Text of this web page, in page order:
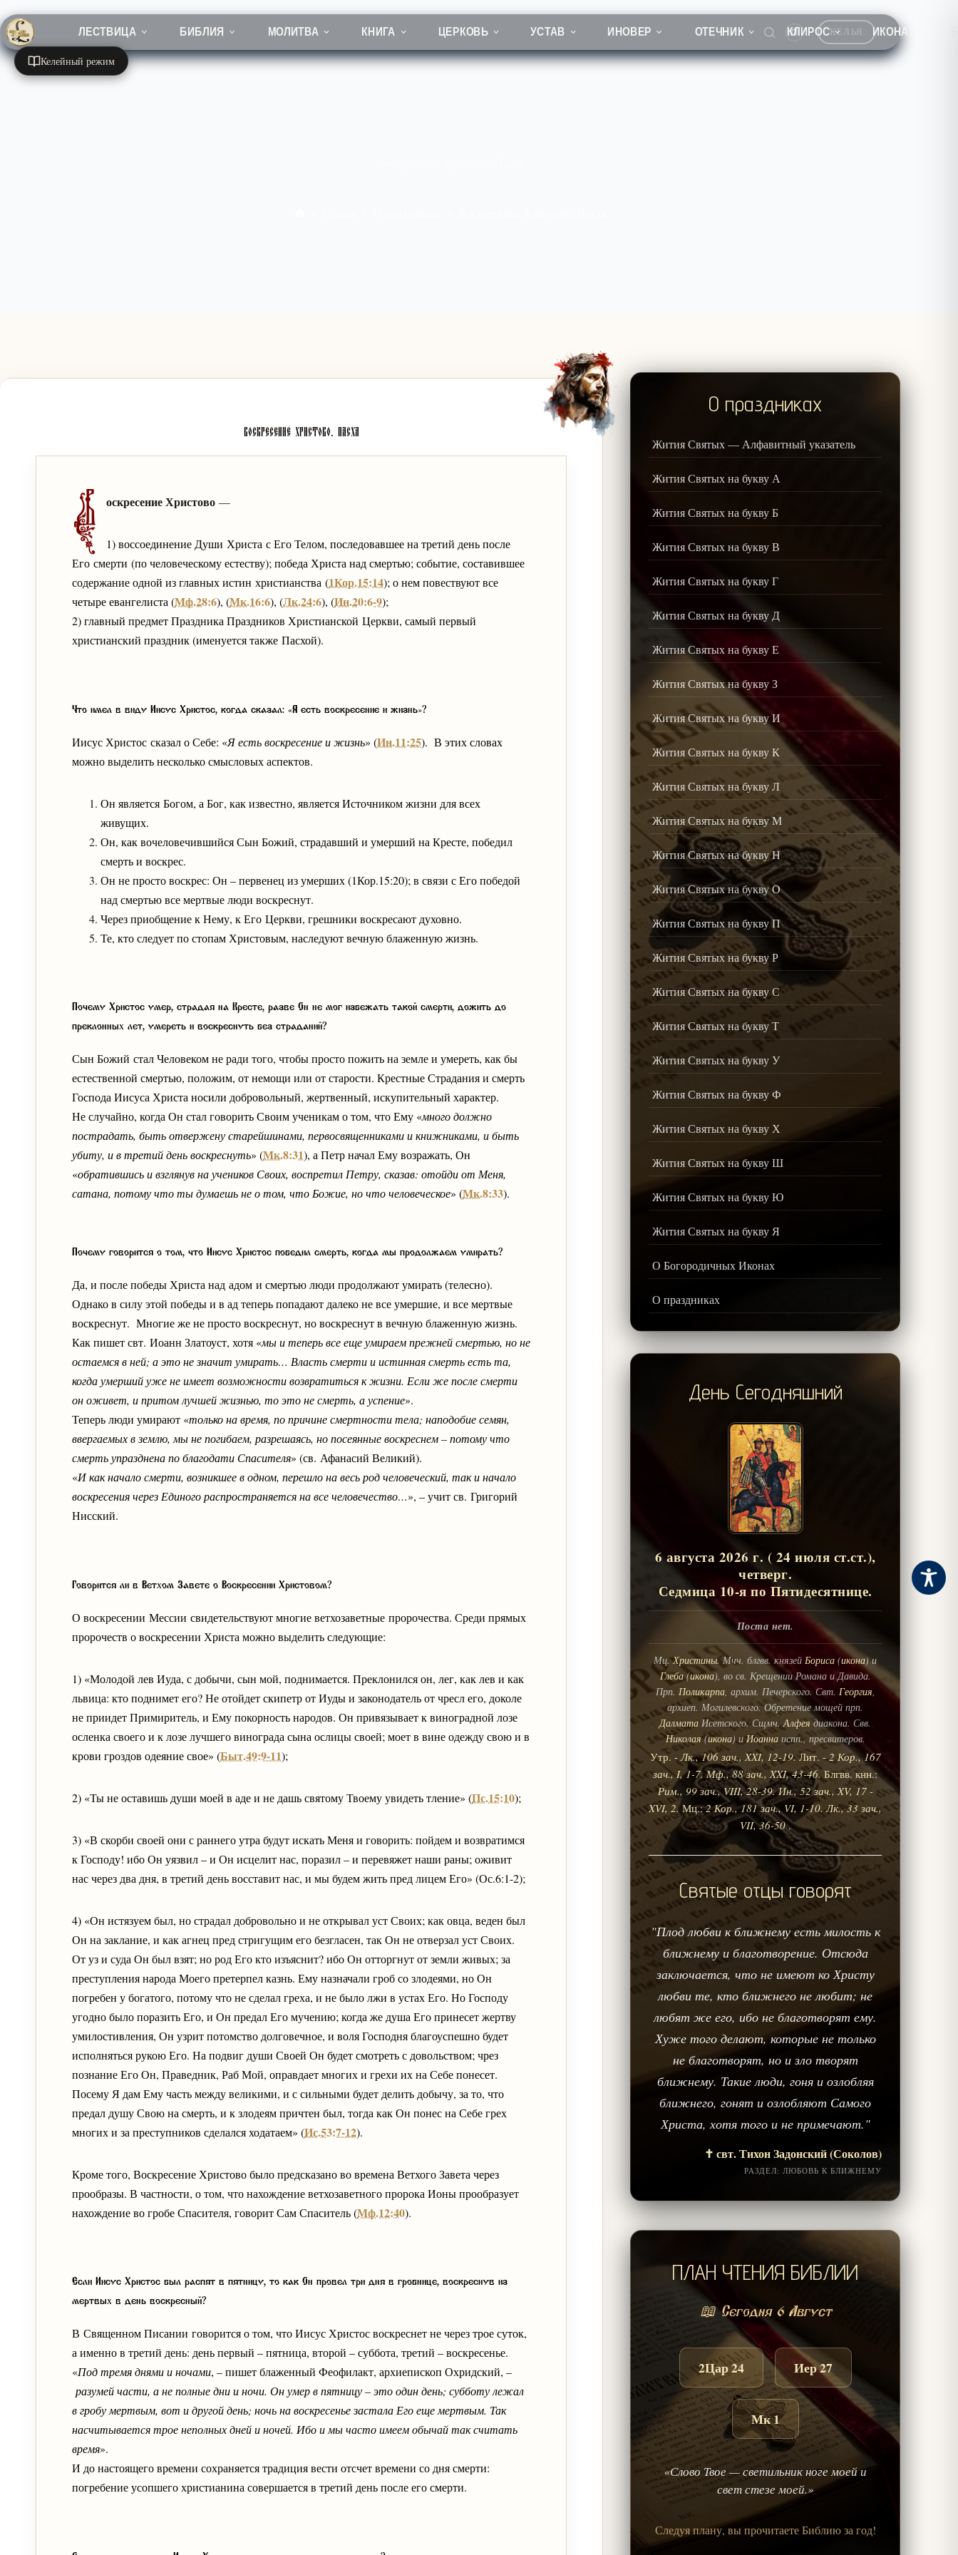
к
сути
ЛЕСТВИЦА БИБЛИЯ МОЛИТВА КНИГА ЦЕРКОВЬ УСТАВ ИНОВЕР ОТЕЧНИК КЛИРОС ИКОНА
КЕЛЬЯ
Воскресение Христово. Пасха
В оскресение Христово —
1) воссоединение Души Христа с Его Телом, последовавшее на третий день после
Его смерти (по человеческому естеству); победа Христа над смертью; событие, составившее
содержание одной из главных истин христианства (1Кор.15:14); о нем повествуют все
четыре евангелиста (Мф.28:6), (Мк.16:6), (Лк.24:6), (Ин.20:6-9);
2) главный предмет Праздника Праздников Христианской Церкви, самый первый
христианский праздник (именуется также Пасхой).
Что имел в виду Иисус Христос, когда сказал: «Я есть воскресение и жизнь»?
Иисус Христос сказал о Себе: «Я есть воскресение и жизнь» (Ин.11:25). В этих словах
можно выделить несколько смысловых аспектов.
Он является Богом, а Бог, как известно, является Источником жизни для всех
живущих.
Он, как вочеловечившийся Сын Божий, страдавший и умерший на Кресте, победил
смерть и воскрес.
Он не просто воскрес: Он – первенец из умерших (1Кор.15:20); в связи с Его победой
над смертью все мертвые люди воскреснут.
Через приобщение к Нему, к Его Церкви, грешники воскресают духовно.
Те, кто следует по стопам Христовым, наследуют вечную блаженную жизнь.
Почему Христос умер, страдая на Кресте, разве Он не мог избежать такой смерти, дожить до
преклонных лет, умереть и воскреснуть без страданий?
Сын Божий стал Человеком не ради того, чтобы просто пожить на земле и умереть, как бы
естественной смертью, положим, от немощи или от старости. Крестные Страдания и смерть
Господа Иисуса Христа носили добровольный, жертвенный, искупительный характер.
Не случайно, когда Он стал говорить Своим ученикам о том, что Ему «много должно
пострадать, быть отвержену старейшинами, первосвященниками и книжниками, и быть
убиту, и в третий день воскреснуть» (Мк.8:31), а Петр начал Ему возражать, Он
«обратившись и взглянув на учеников Своих, воспретил Петру, сказав: отойди от Меня,
сатана, потому что ты думаешь не о том, что Божие, но что человеческое» (Мк.8:33).
Почему говорится о том, что Иисус Христос победил смерть, когда мы продолжаем умирать?
Да, и после победы Христа над адом и смертью люди продолжают умирать (телесно).
Однако в силу этой победы и в ад теперь попадают далеко не все умершие, и все мертвые
воскреснут. Многие же не просто воскреснут, но воскреснут в вечную блаженную жизнь.
Как пишет свт. Иоанн Златоуст, хотя «мы и теперь все еще умираем прежней смертью, но не
остаемся в ней; а это не значит умирать… Власть смерти и истинная смерть есть та,
когда умерший уже не имеет возможности возвратиться к жизни. Если же после смерти
он оживет, и притом лучшей жизнью, то это не смерть, а успение».
Теперь люди умирают «только на время, по причине смертности тела; наподобие семян,
ввергаемых в землю, мы не погибаем, разрешаясь, но посеянные воскреснем – потому что
смерть упразднена по благодати Спасителя» (св. Афанасий Великий).
«И как начало смерти, возникшее в одном, перешло на весь род человеческий, так и начало
воскресения через Единого распространяется на все человечество…», – учит св. Григорий
Нисский.
Говорится ли в Ветхом Завете о Воскресении Христовом?
О воскресении Мессии свидетельствуют многие ветхозаветные пророчества. Среди прямых
пророчеств о воскресении Христа можно выделить следующие:
1) «Молодой лев Иуда, с добычи, сын мой, поднимается. Преклонился он, лег, как лев и как
львица: кто поднимет его? Не отойдет скипетр от Иуды и законодатель от чресл его, доколе
не приидет Примиритель, и Ему покорность народов. Он привязывает к виноградной лозе
осленка своего и к лозе лучшего винограда сына ослицы своей; моет в вине одежду свою и в
крови гроздов одеяние свое» (Быт.49:9-11);
2) «Ты не оставишь души моей в аде и не дашь святому Твоему увидеть тление» (Пс.15:10);
3) «В скорби своей они с раннего утра будут искать Меня и говорить: пойдем и возвратимся
к Господу! ибо Он уязвил – и Он исцелит нас, поразил – и перевяжет наши раны; оживит
нас через два дня, в третий день восставит нас, и мы будем жить пред лицем Его» (Ос.6:1-2);
4) «Он истязуем был, но страдал добровольно и не открывал уст Своих; как овца, веден был
Он на заклание, и как агнец пред стригущим его безгласен, так Он не отверзал уст Своих.
От уз и суда Он был взят; но род Его кто изъяснит? ибо Он отторгнут от земли живых; за
преступления народа Моего претерпел казнь. Ему назначали гроб со злодеями, но Он
погребен у богатого, потому что не сделал греха, и не было лжи в устах Его. Но Господу
угодно было поразить Его, и Он предал Его мучению; когда же душа Его принесет жертву
умилостивления, Он узрит потомство долговечное, и воля Господня благоуспешно будет
исполняться рукою Его. На подвиг души Своей Он будет смотреть с довольством; чрез
познание Его Он, Праведник, Раб Мой, оправдает многих и грехи их на Себе понесет.
Посему Я дам Ему часть между великими, и с сильными будет делить добычу, за то, что
предал душу Свою на смерть, и к злодеям причтен был, тогда как Он понес на Себе грех
многих и за преступников сделался ходатаем» (Ис.53:7-12).
Кроме того, Воскресение Христово было предсказано во времена Ветхого Завета через
прообразы. В частности, о том, что нахождение ветхозаветного пророка Ионы прообразует
нахождение во гробе Спасителя, говорит Сам Спаситель (Мф.12:40).
Если Иисус Христос был распят в пятницу, то как Он провел три дня в гробнице, воскреснув из
мертвых в день воскресный?
В Священном Писании говорится о том, что Иисус Христос воскреснет не через трое суток,
а именно в третий день: день первый – пятница, второй – суббота, третий – воскресенье.
«Под тремя днями и ночами, – пишет блаженный Феофилакт, архиепископ Охридский, –
разумей части, а не полные дни и ночи. Он умер в пятницу – это один день; субботу лежал
в гробу мертвым, вот и другой день; ночь на воскресенье застала Его еще мертвым. Так
насчитывается трое неполных дней и ночей. Ибо и мы часто имеем обычай так считать
время».
И до настоящего времени сохраняется традиция вести отсчет времени со дня смерти:
погребение усопшего христианина совершается в третий день после его смерти.
О праздниках
Жития Святых — Алфавитный указатель
Жития Святых на букву А
Жития Святых на букву Б
Жития Святых на букву В
Жития Святых на букву Г
Жития Святых на букву Д
Жития Святых на букву Е
Жития Святых на букву З
Жития Святых на букву И
Жития Святых на букву К
Жития Святых на букву Л
Жития Святых на букву М
Жития Святых на букву Н
Жития Святых на букву О
Жития Святых на букву П
Жития Святых на букву Р
Жития Святых на букву С
Жития Святых на букву Т
Жития Святых на букву У
Жития Святых на букву Ф
Жития Святых на букву Х
Жития Святых на букву Ш
Жития Святых на букву Ю
Жития Святых на букву Я
О Богородичных Иконах
О праздниках
День Сегодняшний
6 августа 2026 г. ( 24 июля ст.ст.),
четверг.
Седмица 10-я по Пятидесятнице.
Поста нет.
Мц.Христины. Мчч. блгвв. князейБориса (икона) и
Глеба(икона), во св. Крещении Романа и Давида.
Прп. Поликарпа, архим. Печерского. Свт. Георгия,
архиеп. Могилевского. Обретение мощей прп.
Далмата Исетского. Сщмч.Алфея диакона. Свв.
Николая(икона) иИоаннаиспп., пресвитеров.
Утр. -Лк., 106 зач., XXI, 12-19. Лит. -2 Кор., 167
зач., I, 1-7. Мф., 88 зач., XXI, 43-46.Блгвв. кнн.:
Рим., 99 зач., VIII, 28-39. Ин., 52 зач., XV, 17 -
XVI, 2.Мц.:2 Кор., 181 зач., VI, 1-10. Лк., 33 зач.,
VII, 36-50 .
Святые отцы говорят
"Плод любви к ближнему есть милость к
ближнему и благотворение. Отсюда
заключается, что не имеют ко Христу
любви те, кто ближнего не любит; не
любят же его, ибо не благотворят ему.
Хуже того делают, которые не только
не благотворят, но и зло творят
ближнему. Такие люди, гоня и озлобляя
ближнего, гонят и озлобляют Самого
Христа, хотя того и не примечают."
✝️ свт. Тихон Задонский (Соколов)
РАЗДЕЛ: ЛЮБОВЬ К БЛИЖНЕМУ
ПЛАН ЧТЕНИЯ БИБЛИИ
📖 Сегодня 6 Август
2Цар 24 Иер 27
Мк 1
«Слово Твое — светильник ноге моей и
свет стезе моей.»
Следуя плану, вы прочитаете Библию за год!
Келейный режим